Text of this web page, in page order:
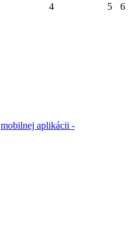
4 5 6
mobilnej aplikácii -